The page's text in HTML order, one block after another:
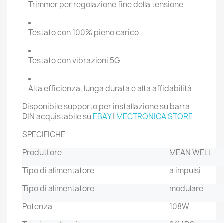
Trimmer per regolazione fine della tensione
Testato con 100% pieno carico
Testato con vibrazioni 5G
Alta efficienza, lunga durata e alta affidabilità
Disponibile supporto per installazione su barra
DIN acquistabile suEBAY| MECTRONICA STORE
SPECIFICHE
Produttore
MEAN WELL
Tipo di alimentatore
a impulsi
Tipo di alimentatore
modulare
Potenza
108W